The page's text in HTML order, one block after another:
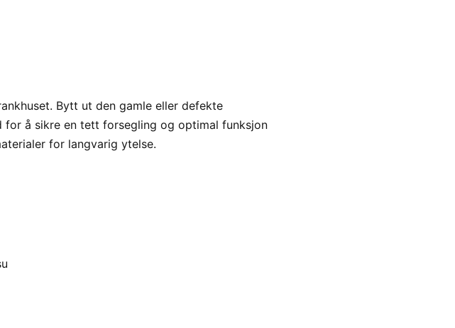
Bytt ut den gamle eller defekte
for å sikre en tett forsegling og optimal funksjon
for langvarig ytelse.